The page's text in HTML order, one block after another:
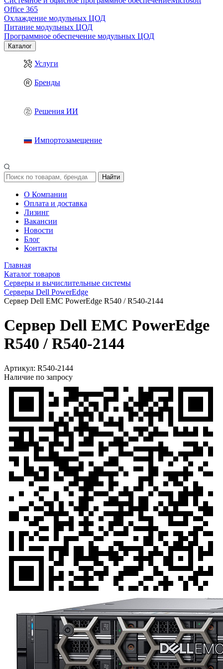
Office 365
Охлаждение модульных ЦОД
Питание модульных ЦОД
Программное обеспечение модульных ЦОД
Каталог
Услуги
Бренды
Решения ИИ
Импортозамещение
Найти
О Компании
Оплата и доставка
Лизинг
Вакансии
Новости
Блог
Контакты
Главная
Каталог товаров
Серверы и вычислительные системы
Серверы Dell PowerEdge
Сервер Dell EMC PowerEdge R540 / R540-2144
Сервер Dell EMC PowerEdge
R540 / R540-2144
Артикул: R540-2144
Наличие по запросу